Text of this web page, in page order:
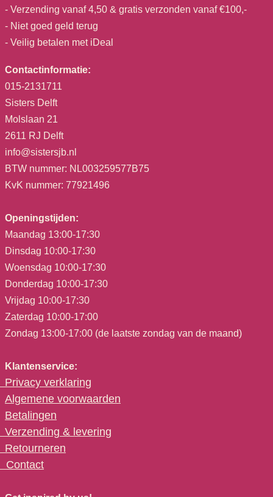
- Verzending vanaf 4,50 & gratis verzonden vanaf €100,-
- Niet goed geld terug
- Veilig betalen met iDeal
Contactinformatie:
015-2131711
Sisters Delft
Molslaan 21
2611 RJ Delft
info@sistersjb.nl
BTW nummer: NL003259577B75
KvK nummer: 77921496
Openingstijden:
Maandag 13:00-17:30
Dinsdag 10:00-17:30
Woensdag 10:00-17:30
Donderdag 10:00-17:30
Vrijdag 10:00-17:30
Zaterdag 10:00-17:00
Zondag 13:00-17:00 (de laatste zondag van de maand)
Klantenservice:
Privacy verklaring
Algemene voorwaarden
Betalingen
Verzending & levering
Retourneren
Contact